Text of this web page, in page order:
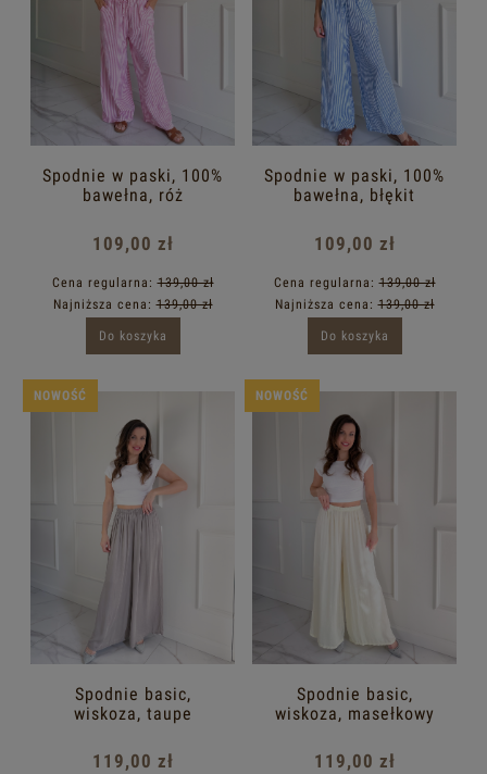
Spodnie w paski, 100%
bawełna, róż
109,00 zł
Cena regularna:139,00 zł
Najniższa cena:139,00 zł
Do koszyka
Spodnie w paski, 100%
bawełna, błękit
109,00 zł
Cena regularna:139,00 zł
Najniższa cena:139,00 zł
Do koszyka
Spodnie basic,
wiskoza, taupe
119,00 zł
NOWOŚĆ
Spodnie basic,
wiskoza, masełkowy
119,00 zł
NOWOŚĆ